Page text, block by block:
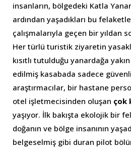
insanların, bölgedeki Katla
ardından yaşadıkları bu
çalışmalarıyla geçen bir yıldan
Her türlü turistik ziyaretin
kısıtlı tutulduğu yanardağa
edilmiş kasabada sadece
araştırmacılar, bir hastane
otel işletmecisinden oluşan çok
yaşıyor. İlk bakışta ekolojik bir
doğanın ve bölge insanının
belgeselmiş gibi duran pilot